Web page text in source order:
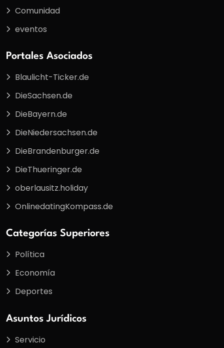
Comunidad
eventos
Portales Asociados
Blaulicht-Ticker.de
DieSachsen.de
DieBayern.de
DieNiedersachsen.de
DieBrandenburger.de
DieThueringer.de
oberlausitz.holiday
OnlinedatingKompass.de
Categorías Superiores
Política
Economía
Deportes
Asuntos Jurídicos
Servicio